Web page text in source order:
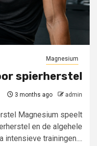
Magnesium
spierherstel
3 months ago admin
Magnesium speelt
en de algehele
intensieve trainingen....